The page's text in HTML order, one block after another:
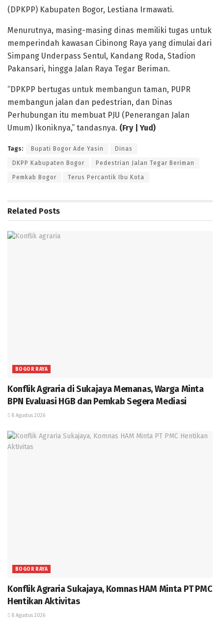
(DPKPP) Kabupaten Bogor, Lestiana Irmawati.
Menurutnya, masing-masing dinas memiliki tugas untuk
memperindah kawasan Cibinong Raya yang dimulai dari
Simpang Underpass Sentul, Kandang Roda, Stadion
Pakansari, hingga Jalan Raya Tegar Beriman.
“DPKPP bertugas untuk membangun taman, PUPR
membangun jalan dan pedestrian, dan Dinas
Perhubungan itu membuat PJU (Penerangan Jalan
Umum) Ikoniknya,” tandasnya. (Fry | Yud)
Tags: Bupati Bogor Ade Yasin Dinas
DKPP Kabupaten Bogor Pedestrian Jalan Tegar Beriman
Pemkab Bogor Terus Percantik Ibu Kota
Related Posts
BOGOR RAYA
Konflik Agraria di Sukajaya Memanas, Warga Minta
BPN Evaluasi HGB dan Pemkab Segera Mediasi
8 Agustus 2026
BOGOR RAYA
Konflik Agraria Sukajaya, Komnas HAM Minta PT PMC
Hentikan Aktivitas
8 Agustus 2026